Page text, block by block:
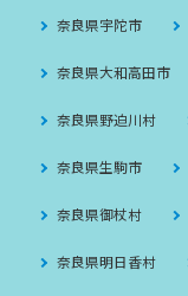
奈良県宇陀市
奈良県大和高田市
奈良県野迫川村
奈良県生駒市
奈良県御杖村
奈良県明日香村